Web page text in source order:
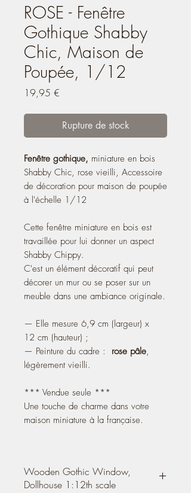
ROSE - Fenêtre
Gothique Shabby
Chic, Maison de
Poupée, 1/12
19,95 €
Rupture de stock
Fenêtre gothique, miniature en bois
Shabby Chic, rose vieilli, Accessoire
de décoration pour maison de poupée
à l'échelle 1/12
Cette fenêtre miniature en bois est
travaillée pour lui donner un aspect
Shabby Chippy.
C'est un élément décoratif qui peut
décorer un mur ou se poser sur un
meuble dans une ambiance originale.
— Elle mesure 6,9 cm (largeur) x
12 cm (hauteur) ;
— Peinture du cadre : rose pâle,
légèrement vieilli.
*** Vendue seule ***
Une touche de charme dans votre
maison miniature à la française.
Wooden Gothic Window,
Dollhouse 1:12th scale